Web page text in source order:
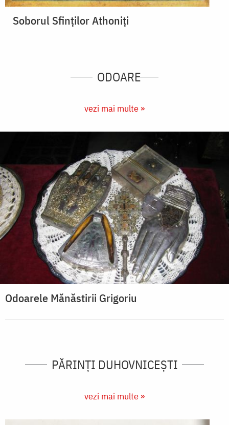
Soborul Sfinților Athoniți
ODOARE
vezi mai multe »
Odoarele Mănăstirii Grigoriu
PĂRINȚI DUHOVNICEȘTI
vezi mai multe »